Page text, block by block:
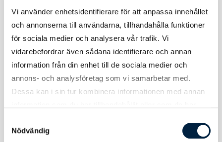
Vi använder enhetsidentifierare för att anpassa innehållet
och annonserna till användarna, tillhandahålla funktioner
för sociala medier och analysera vår trafik. Vi
vidarebefordrar även sådana identifierare och annan
information från din enhet till de sociala medier och
annons- och analysföretag som vi samarbetar med.
Dessa kan i sin tur kombinera informationen med annan
Nödvändig
stryka direkt på screentrycket. Stryk
annars på mycket låg värme på plaggets
insida.
X Small